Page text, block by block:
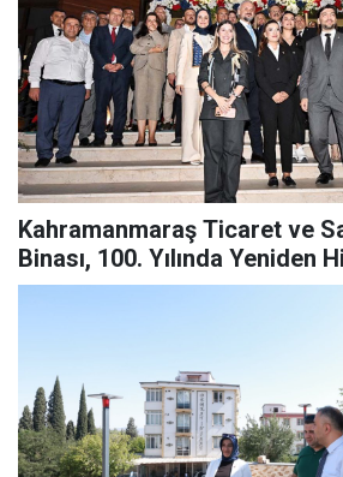
Kahramanmaraş Ticaret ve
Binası, 100. Yılında Yeniden